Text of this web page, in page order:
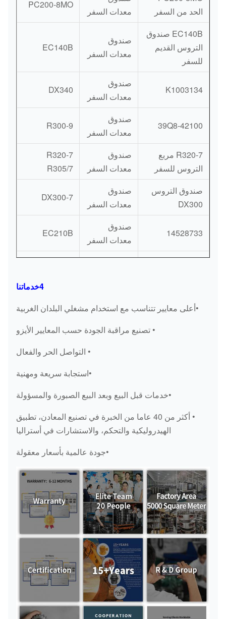
الحد من السفر
معدات السفر
PC200-8MO
EC140B صندوق
التروس القديم
للسفر
صندوق
معدات السفر
EC140B
K1003134
صندوق
معدات السفر
DX340
39Q8-42100
صندوق
معدات السفر
R300-9
R320-7 مربع
التروس للسفر
صندوق
معدات السفر
R320-7
R305/7
صندوق التروس
DX300
صندوق
معدات السفر
DX300-7
14528733
صندوق
معدات السفر
EC210B
التروس للسفر
معدات السفر
PC200-7
صندوق
/
التروس الجديد
صندوق
معدات السفر
EC360B
صندوق
معدات السفر
صندوق التروس
ZX200-3
صندوق
معدات السفر
ZAX200-3
علبة التروس
المتحركة EC140
صندوق
التروس
المتحرك
EC140B
4445648
صندوق
التروس
المتحرك
ZAX70
4خدماتنا
•أعلى معايير تتناسب مع استخدام مشغلي البلدان الغربية
• تصنيع مراقبة الجودة حسب المعايير الأيزو
• التواصل الحر والفعال
•استجابة سريعة ومهنية
•خدمات قبل البيع وبعد البيع الصبورة والمسؤولة
• أكثر من 40 عاما من الخبرة في تصنيع المعادن، تطبيق
الهيدروليكية والتحكم، والاستشارات في أستراليا
•جودة عالمية بأسعار معقولة